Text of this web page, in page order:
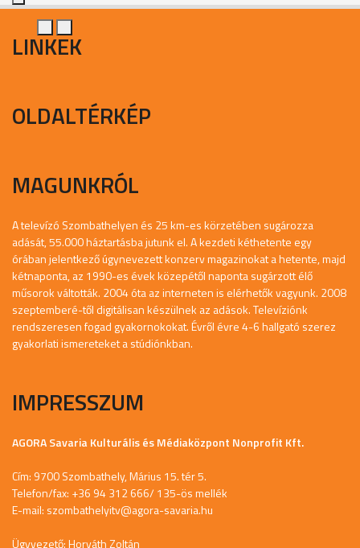
LINKEK
OLDALTÉRKÉP
MAGUNKRÓL
A televízó Szombathelyen és 25 km-es körzetében sugározza
adását, 55.000 háztartásba jutunk el. A kezdeti kéthetente egy
órában jelentkező úgynevezett konzerv magazinokat a hetente, majd
kétnaponta, az 1990-es évek közepétől naponta sugárzott élő
műsorok váltották. 2004 óta az interneten is elérhetők vagyunk. 2008
szeptemberé-től digitálisan készülnek az adások. Televíziónk
rendszeresen fogad gyakornokokat. Évről évre 4-6 hallgató szerez
gyakorlati ismereteket a stúdiónkban.
IMPRESSZUM
AGORA Savaria Kulturális és Médiaközpont Nonprofit Kft.
Cím: 9700 Szombathely, Márius 15. tér 5.
Telefon/fax: +36 94 312 666/ 135-ös mellék
E-mail: szombathelyitv@agora-savaria.hu
Ügyvezető: Horváth Zoltán